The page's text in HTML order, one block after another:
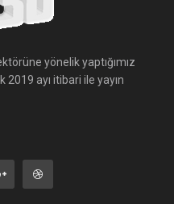
yönelik yaptığımız
2019 ayı itibari ile yayın